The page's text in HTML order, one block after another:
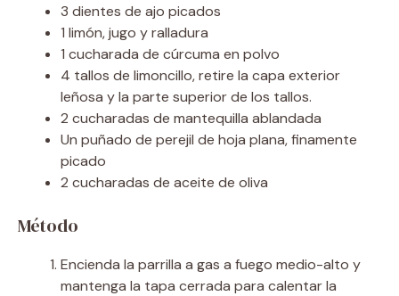
3 dientes de ajo picados
1 limón, jugo y ralladura
1 cucharada de cúrcuma en polvo
4 tallos de limoncillo, retire la capa exterior
leñosa y la parte superior de los tallos.
2 cucharadas de mantequilla ablandada
Un puñado de perejil de hoja plana, finamente
picado
2 cucharadas de aceite de oliva
Método
Encienda la parrilla a gas a fuego medio-alto y
mantenga la tapa cerrada para calentar la